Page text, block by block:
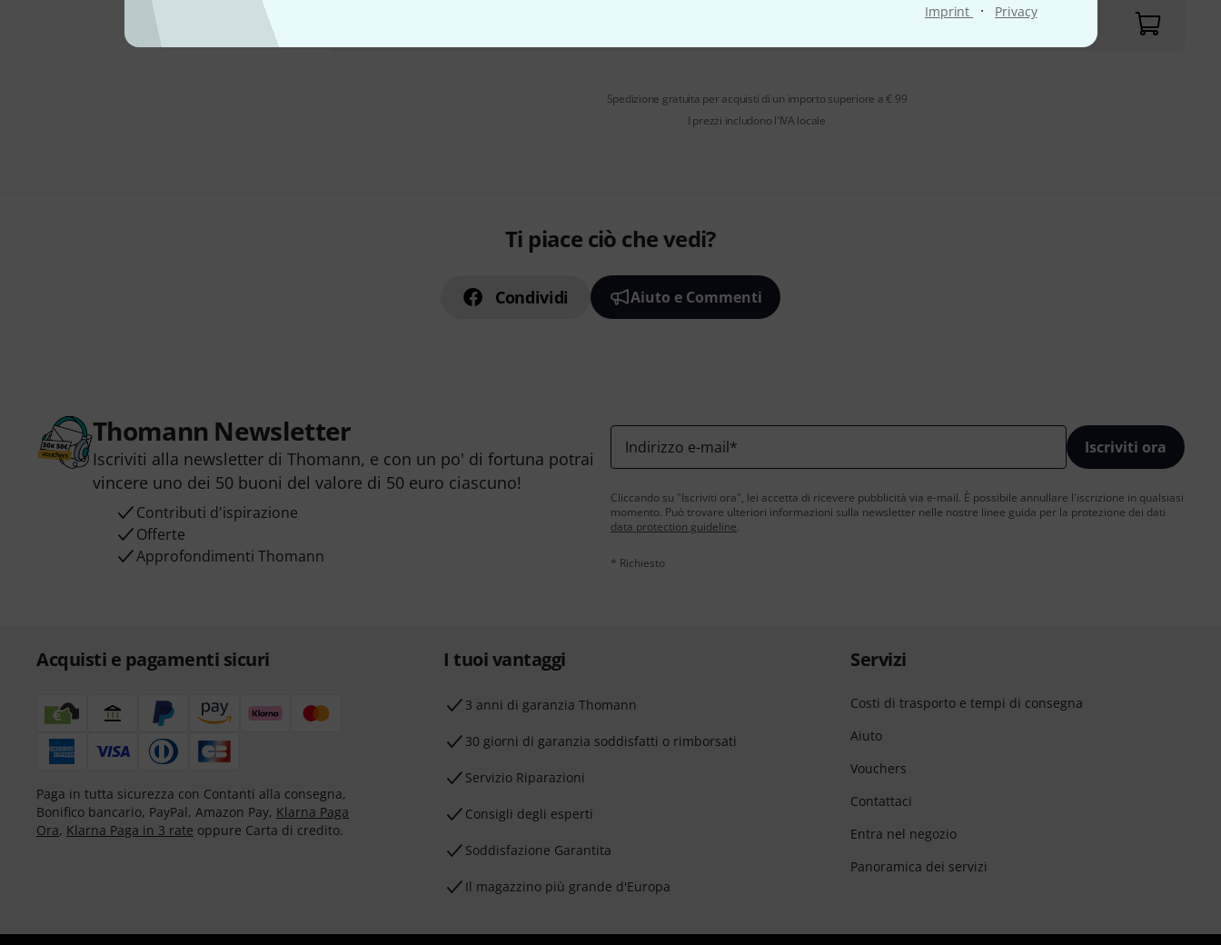
Imprint · Privacy
Spedizione gratuita per acquisti di un importo superiore a € 99
I prezzi includono l'IVA locale
Ti piace ciò che vedi?
Condividi Aiuto e Commenti
Thomann Newsletter
Iscriviti alla newsletter di Thomann, e con un po' di fortuna potrai
vincere uno dei 50 buoni del valore di 50 euro ciascuno!
Contributi d'ispirazione
Offerte
Approfondimenti Thomann
Indirizzo e-mail* Iscriviti ora
Cliccando su "Iscriviti ora", lei accetta di ricevere pubblicità via e-mail. È possibile annullare l'iscrizione in qualsiasi
momento. Può trovare ulteriori informazioni sulla newsletter nelle nostre linee guida per la protezione dei dati
data protection guideline.
* Richiesto
Acquisti e pagamenti sicuri
Paga in tutta sicurezza con Contanti alla consegna,
Bonifico bancario, PayPal, Amazon Pay, Klarna Paga
Ora, Klarna Paga in 3 rate oppure Carta di credito.
I tuoi vantaggi
3 anni di garanzia Thomann
30 giorni di garanzia soddisfatti o rimborsati
Servizio Riparazioni
Consigli degli esperti
Soddisfazione Garantita
Il magazzino più grande d'Europa
Servizi
Costi di trasporto e tempi di consegna
Aiuto
Vouchers
Contattaci
Entra nel negozio
Panoramica dei servizi